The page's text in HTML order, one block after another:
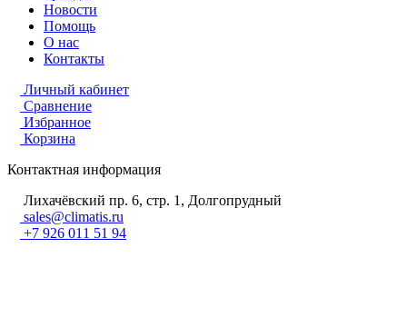
Новости
Помощь
О нас
Контакты
Личный кабинет
Сравнение
Избранное
Корзина
Контактная информация
Лихачёвский пр. 6, стр. 1, Долгопрудный
sales@climatis.ru
+7 926 011 51 94